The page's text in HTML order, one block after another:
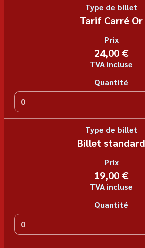
Type de billet
Tarif Carré Or
Prix
24,00 €
TVA incluse
Quantité
Type de billet
Billet standard
Prix
19,00 €
TVA incluse
Quantité